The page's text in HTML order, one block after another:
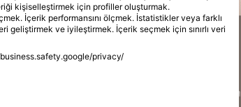
122Manzaralar
kişiselleştirmek için profiller oluşturmak.
İçerik performansını ölçmek. İstatistikler veya farklı
ve iyileştirmek. İçerik seçmek için sınırlı veri
privacy/